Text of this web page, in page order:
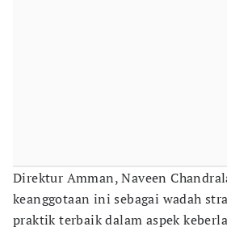
Direktur Amman, Naveen
keanggotaan ini sebagai wadah
praktik terbaik dalam aspek